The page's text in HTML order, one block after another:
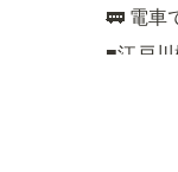
🚃 電車
■江戸